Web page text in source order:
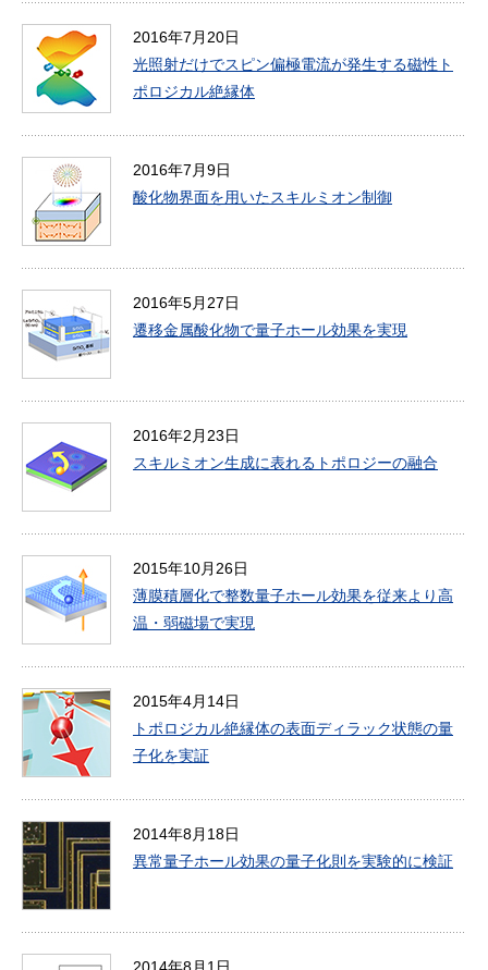
2016年7月20日
光照射だけでスピン偏極電流が発生する磁性ト
ポロジカル絶縁体
2016年7月9日
酸化物界面を用いたスキルミオン制御
2016年5月27日
遷移金属酸化物で量子ホール効果を実現
2016年2月23日
スキルミオン生成に表れるトポロジーの融合
2015年10月26日
薄膜積層化で整数量子ホール効果を従来より高
温・弱磁場で実現
2015年4月14日
トポロジカル絶縁体の表面ディラック状態の量
子化を実証
2014年8月18日
異常量子ホール効果の量子化則を実験的に検証